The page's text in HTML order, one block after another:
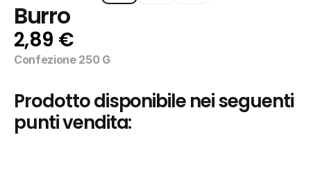
Burro
2,89 €
Confezione 250 G
Prodotto disponibile nei seguenti
punti vendita: